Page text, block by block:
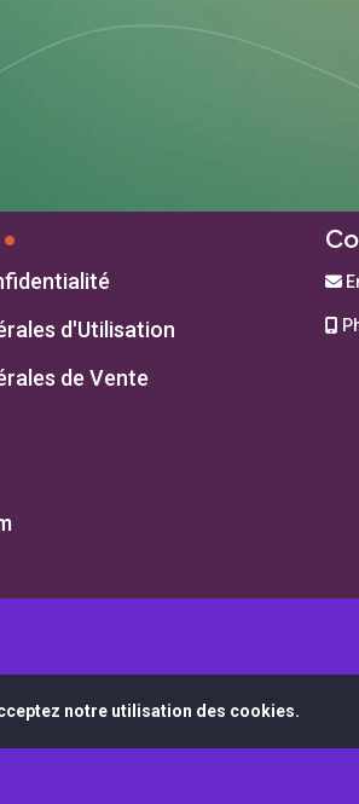
•
d'Utilisation
de Vente
notre utilisation des cookies.